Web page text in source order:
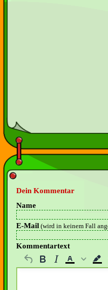
Dein Kommentar
Name
E-Mail (wird in keinem Fall
Kommentartext